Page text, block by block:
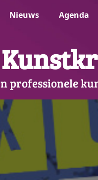
Nieuws Agenda
professionele